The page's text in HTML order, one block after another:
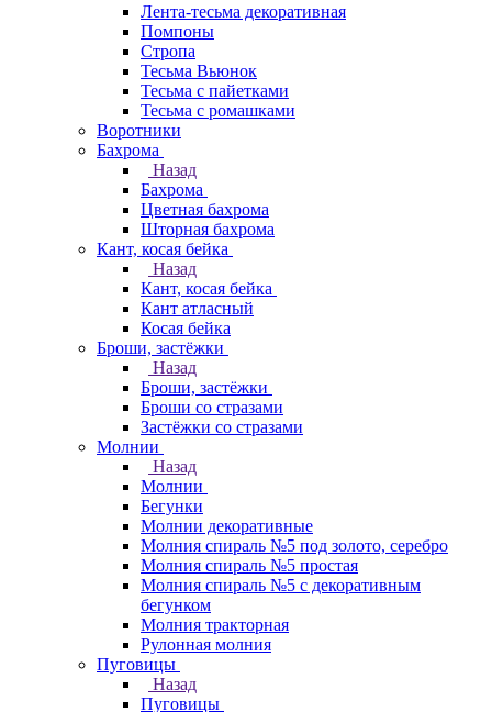
Лента-тесьма декоративная
Помпоны
Стропа
Тесьма Вьюнок
Тесьма с пайетками
Тесьма с ромашками
Воротники
Бахрома
Назад
Бахрома
Цветная бахрома
Шторная бахрома
Кант, косая бейка
Назад
Кант, косая бейка
Кант атласный
Косая бейка
Броши, застёжки
Назад
Броши, застёжки
Броши со стразами
Застёжки со стразами
Молнии
Назад
Молнии
Бегунки
Молнии декоративные
Молния спираль №5 под золото, серебро
Молния спираль №5 простая
Молния спираль №5 с декоративным
бегунком
Молния тракторная
Рулонная молния
Пуговицы
Назад
Пуговицы